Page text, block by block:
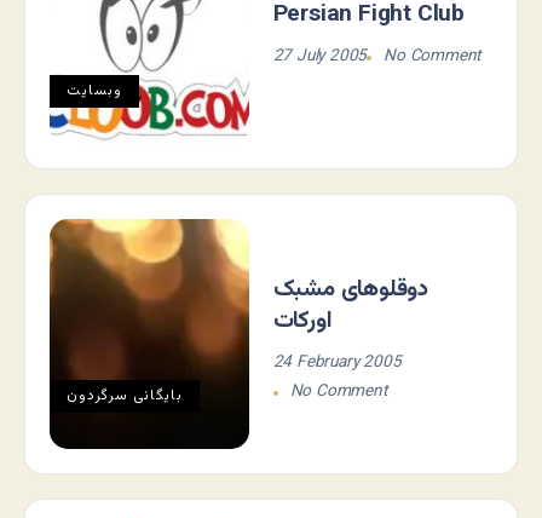
وبسایت
Persian Fight Club
27 July 2005 No Comment
بایگانی سرگردون
دوقلوهای مشبک
اورکات
24 February 2005
No Comment